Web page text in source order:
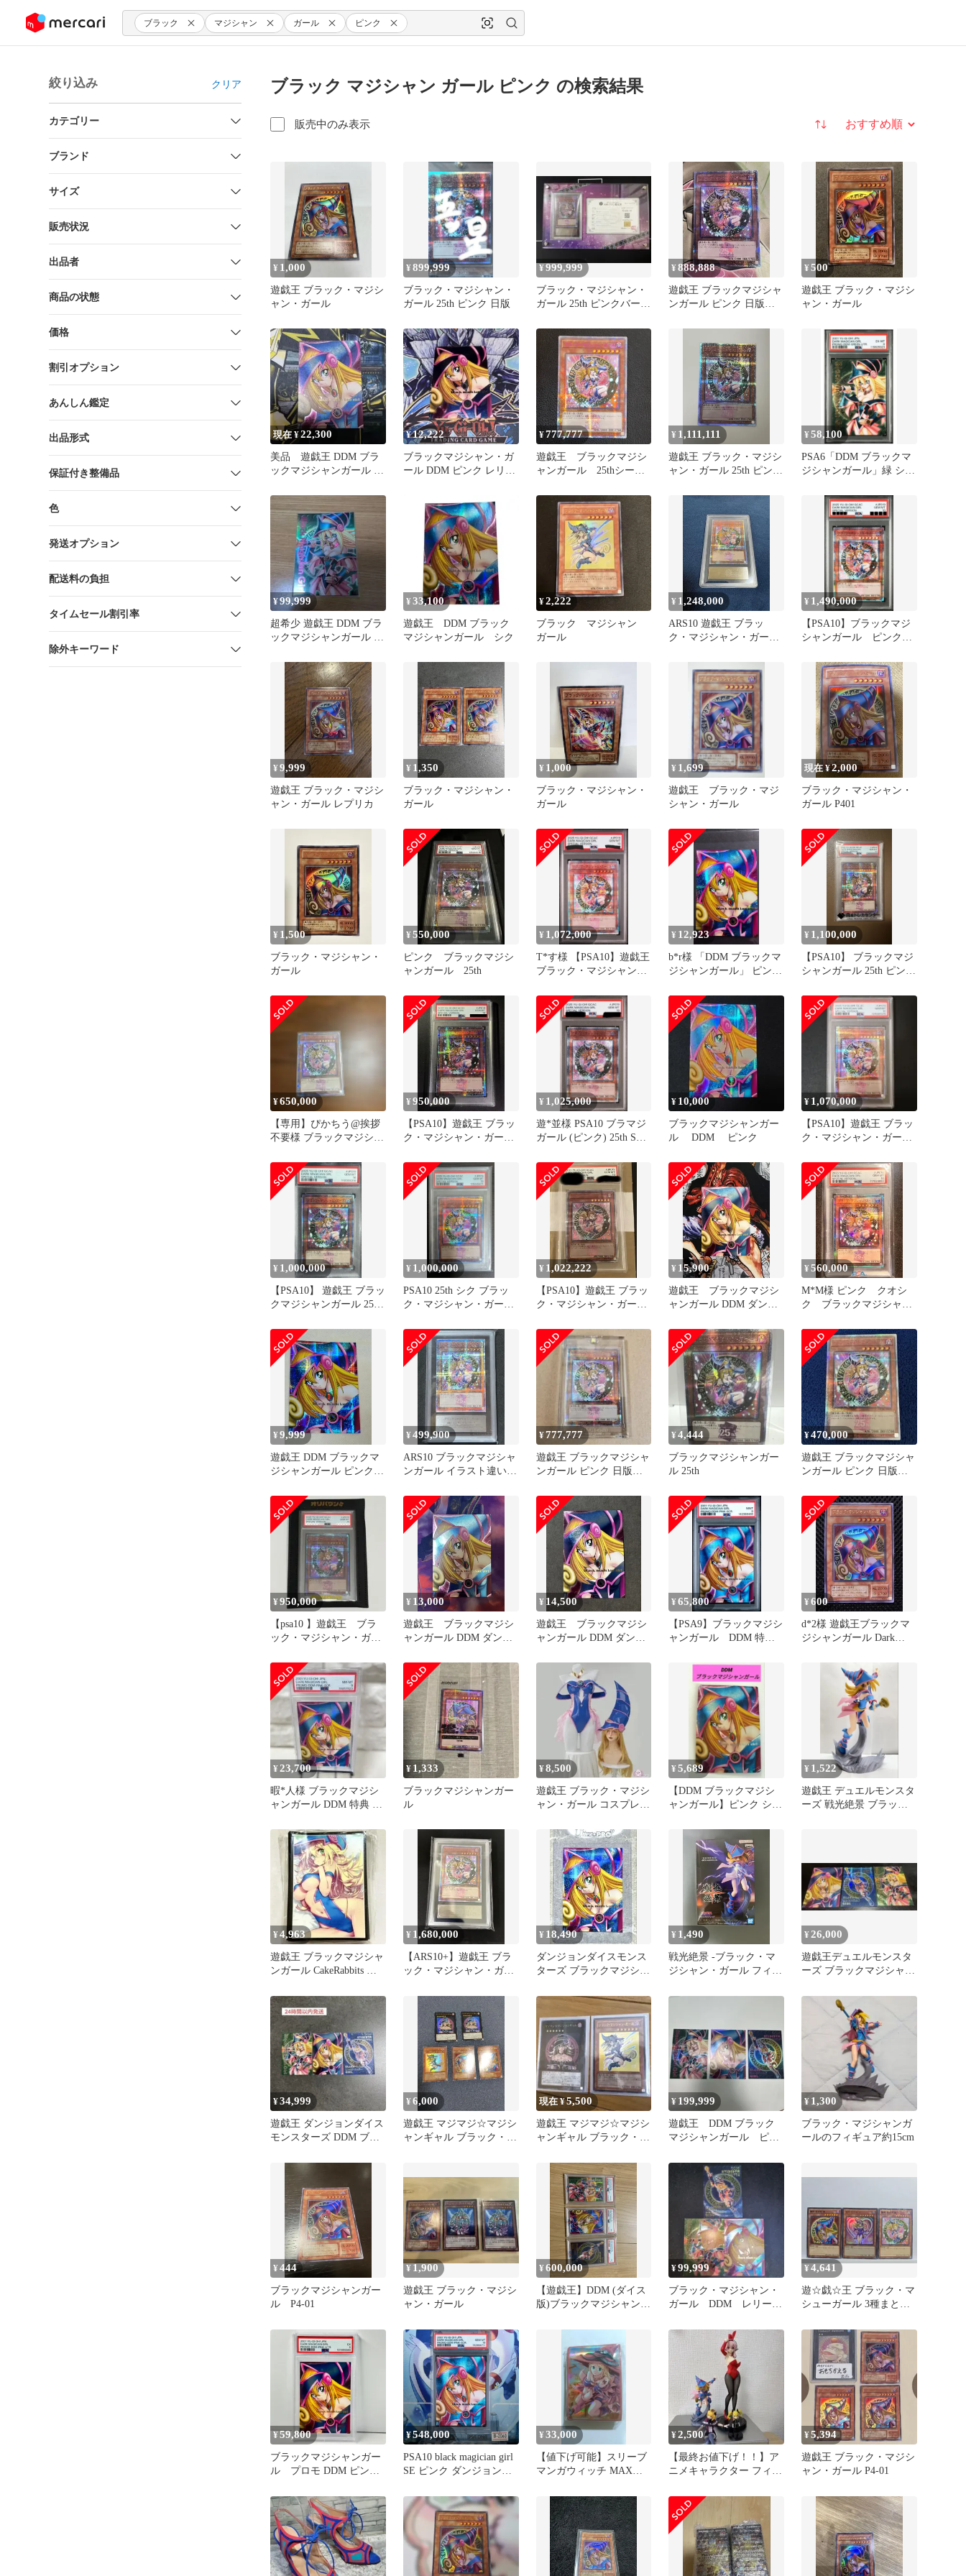
ツにスキップ ブラック マジシャン ガール ピンク
絞り込み クリア
カテゴリー
ブランド
サイズ
販売状況
出品者
商品の状態
価格
割引オプション
あんしん鑑定
出品形式
保証付き整備品
色
発送オプション
配送料の負担
タイムセール割引率
除外キーワード
ブラック マジシャン ガール ピンク の検索結果
販売中のみ表示 並び替え
¥ 1,000
遊戯王 ブラック・マジシ
ャン・ガール
¥899,999
ブラック・マジシャン・
ガール 25th ピンク 日版
¥999,999
ブラック・マジシャン・
ガール 25th ピンクバージ
¥888,888
遊戯王 ブラックマジシャ
ンガール ピンク 日版
¥500
遊戯王 ブラック・マジシ
ャン・ガール
現在 ¥22,300
美品 遊戯王 DDM ブラ
ックマジシャンガール レ
ス
¥12,222
ブラックマジシャン・ガ
ール DDM ピンク レリー
¥777,777
遊戯王 ブラックマジシ
ャンガール 25thシーク
ク アジア版 QCAC-
JP019
¥ 1,111,111
遊戯王 ブラック・マジシ
ャン・ガール 25th ピン
¥58,100
PSA6「DDM ブラックマ
ジシャンガール」緑 シー
¥99,999
超希少 遊戯王 DDM ブラ
ックマジシャンガール ピ
¥ 33,100
遊戯王 DDM ブラック
マジシャンガール シク
¥2,222
ブラック マジシャン
ガール
¥ 1,248,000
ARS10 遊戯王 ブラッ
ク・マジシャン・ガール
¥ 1,490,000
【PSA10】ブラックマジ
シャンガール ピンクガ
¥9,999
遊戯王 ブラック・マジシ
ャン・ガール レプリカ
¥ 1,350
ブラック・マジシャン・
ガール
¥ 1,000
ブラック・マジシャン・
ガール
¥ 1,699
遊戯王 ブラック・マジ
シャン・ガール
現在 ¥2,000
ブラック・マジシャン・
ガール P401
¥ 1,500
ブラック・マジシャン・
ガール
¥550,000
ピンク ブラックマジシ
ャンガール 25th
¥ 1,072,000
T*す様 【PSA10】遊戯王
ブラック・マジシャン・
¥ 12,923
b*r様 「DDM ブラックマ
ジシャンガール」 ピンク
¥ 1,100,000
【PSA10】 ブラックマジ
シャンガール 25th ピンク
¥650,000
【専用】ぴかちう@挨拶
不要様 ブラックマジシャ
クオシク
¥950,000
【PSA10】遊戯王 ブラッ
ク・マジシャン・ガール
¥ 1,025,000
遊*並様 PSA10 ブラマジ
ガール (ピンク) 25th SE
¥ 10,000
ブラックマジシャンガー
ル DDM ピンク
¥ 1,070,000
【PSA10】遊戯王 ブラッ
ク・マジシャン・ガール
¥ 1,000,000
【PSA10】 遊戯王 ブラッ
クマジシャンガール 25th
¥ 1,000,000
PSA10 25th シク ブラッ
ク・マジシャン・ガール
¥ 1,022,222
【PSA10】遊戯王 ブラッ
ク・マジシャン・ガール
¥ 15,900
遊戯王 ブラックマジシ
ャンガール DDM ダンジ
¥560,000
M*M様 ピンク クオシ
ク ブラックマジシャン
¥9,999
遊戯王 DDM ブラックマ
ジシャンガール ピンク背
¥499,900
ARS10 ブラックマジシャ
ンガール イラスト違い
¥777,777
遊戯王 ブラックマジシャ
ンガール ピンク 日版
安
¥4,444
ブラックマジシャンガー
ル 25th
¥470,000
遊戯王 ブラックマジシャ
ンガール ピンク 日版
¥950,000
【psa10 】遊戯王 ブラ
ック・マジシャン・ガー
¥ 13,000
遊戯王 ブラックマジシ
ャンガール DDM ダンジ
¥ 14,500
遊戯王 ブラックマジシ
ャンガール DDM ダンジ
¥65,800
【PSA9】ブラックマジシ
ャンガール DDM 特
ークレット
¥600
d*2様 遊戯王ブラックマ
ジシャンガール Dark
¥23,700
暇*人様 ブラックマジシ
ャンガール DDM 特典 プ
¥ 1,333
ブラックマジシャンガー
ル
¥8,500
遊戯王 ブラック・マジシ
ャン・ガール コスプレ衣
¥5,689
【DDM ブラックマジシ
ャンガール】ピンク シー
¥ 1,522
遊戯王 デュエルモンスタ
ーズ 戦光絶景 ブラッ
¥4,963
遊戯王 ブラックマジシャ
ンガール CakeRabbits ス
¥ 1,680,000
【ARS10+】遊戯王 ブラ
ック・マジシャン・ガー
¥ 18,490
ダンジョンダイスモンス
ターズ ブラックマジシャ
DDM
¥ 1,490
戦光絶景 -ブラック・マ
ジシャン・ガール フィギ
¥26,000
遊戯王デュエルモンスタ
ーズ ブラックマジシャン
¥34,999
遊戯王 ダンジョンダイス
モンスターズ DDM ブラ
¥6,000
遊戯王 マジマジ☆マジシ
ャンギャル ブラック・マ
現在 ¥5,500
遊戯王 マジマジ☆マジシ
ャンギャル ブラック・マ
¥ 199,999
遊戯王 DDM ブラック
マジシャンガール ピン
¥ 1,300
ブラック・マジシャンガ
ールのフィギュア約15cm
¥444
ブラックマジシャンガー
ル P4-01
¥ 1,900
遊戯王 ブラック・マジシ
ャン・ガール
¥600,000
【遊戯王】DDM (ダイス
版)ブラックマジシャンガ
¥99,999
ブラック・マジシャン・
ガール DDM レリーフ
¥4,641
遊☆戯☆王 ブラック・マ
シューガール 3種まとめ
ューガール ピンク・ハー
ト / 劇場版 バージョン 含
¥59,800
ブラックマジシャンガー
ル プロモ DDM ピンク
¥548,000
PSA10 black magician girl
SE ピンク ダンジョンダ
ク・マジシャン・ガール
2001 B-2060
¥33,000
【値下げ可能】スリーブ
マンガウィッチ MAX
¥2,500
【最終お値下げ！！】ア
ニメキャラクター フィギ
¥5,394
遊戯王 ブラック・マジシ
ャン・ガール P4-01